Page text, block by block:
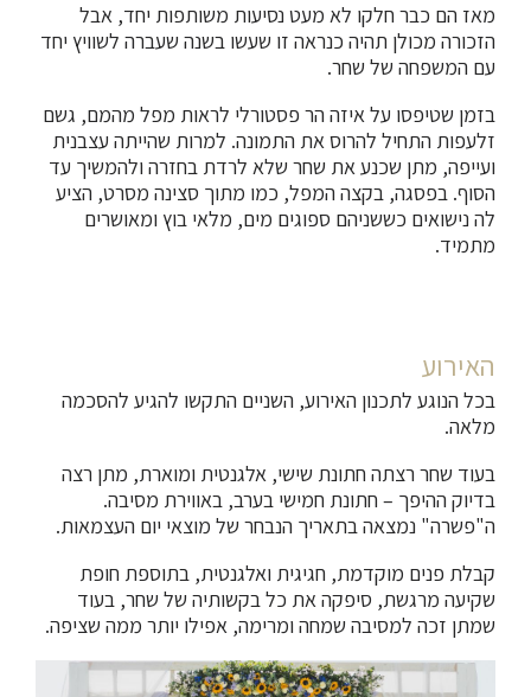
מאז הם כבר חלקו לא מעט נסיעות משותפות יחד, אבל
הזכורה מכולן תהיה כנראה זו שעשו בשנה שעברה לשוויץ יחד
עם המשפחה של שחר.
בזמן שטיפסו על איזה הר פסטורלי לראות מפל מהמם, גשם
זלעפות התחיל להרוס את התמונה. למרות שהייתה עצבנית
ועייפה, מתן שכנע את שחר שלא לרדת בחזרה ולהמשיך עד
הסוף. בפסגה, בקצה המפל, כמו מתוך סצינה מסרט, הציע
לה נישואים כששניהם ספוגים מים, מלאי בוץ ומאושרים
מתמיד.
האירוע
בכל הנוגע לתכנון האירוע, השניים התקשו להגיע להסכמה
מלאה.
בעוד שחר רצתה חתונת שישי, אלגנטית ומוארת, מתן רצה
בדיוק ההיפך – חתונת חמישי בערב, באווירת מסיבה.
ה"פשרה" נמצאה בתאריך הנבחר של מוצאי יום העצמאות.
קבלת פנים מוקדמת, חגיגית ואלגנטית, בתוספת חופת
שקיעה מרגשת, סיפקה את כל בקשותיה של שחר, בעוד
שמתן זכה למסיבה שמחה ומרימה, אפילו יותר ממה שציפה.